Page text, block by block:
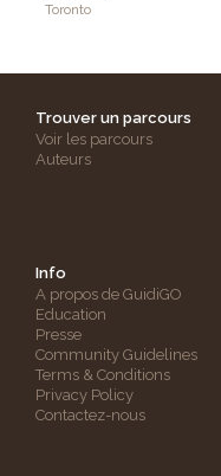
Toronto
Trouver un parcours
Voir les parcours
Auteurs
Info
A propos de GuidiGO
Education
Presse
Community Guidelines
Terms & Conditions
Privacy Policy
Contactez-nous